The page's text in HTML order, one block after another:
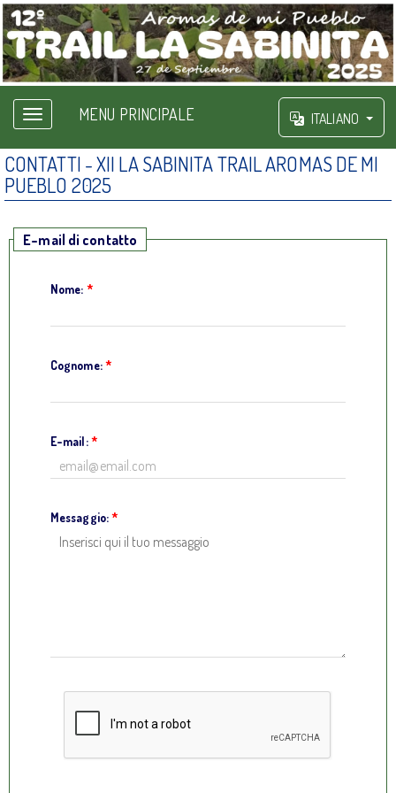
MENU PRINCIPALE ITALIANO
CONTATTI - XII LA SABINITA TRAIL AROMAS DE MI
PUEBLO 2025
E-mail di contatto
Nome: *
Cognome:*
E-mail:*
Messaggio:*